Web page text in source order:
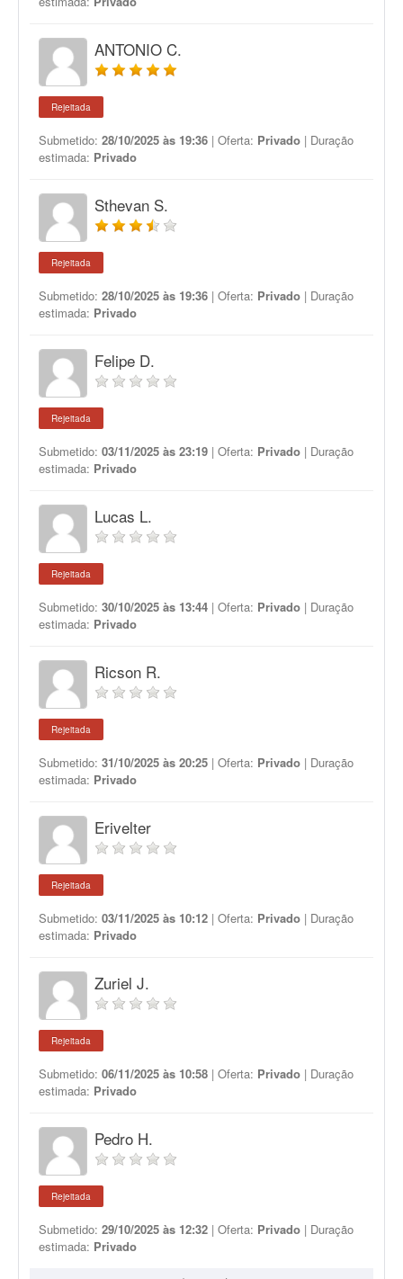
ANTONIO C.
Rejeitada
Submetido: 28/10/2025 às 19:36 | Oferta: Privado | Duração
estimada: Privado
Sthevan S.
Rejeitada
Submetido: 28/10/2025 às 19:36 | Oferta: Privado | Duração
estimada: Privado
Felipe D.
Rejeitada
Submetido: 03/11/2025 às 23:19 | Oferta: Privado | Duração
estimada: Privado
Lucas L.
Rejeitada
Submetido: 30/10/2025 às 13:44 | Oferta: Privado | Duração
estimada: Privado
Ricson R.
Rejeitada
Submetido: 31/10/2025 às 20:25 | Oferta: Privado | Duração
estimada: Privado
Erivelter
Rejeitada
Submetido: 03/11/2025 às 10:12 | Oferta: Privado | Duração
estimada: Privado
Zuriel J.
Rejeitada
Submetido: 06/11/2025 às 10:58 | Oferta: Privado | Duração
estimada: Privado
Pedro H.
Rejeitada
Submetido: 29/10/2025 às 12:32 | Oferta: Privado | Duração
estimada: Privado